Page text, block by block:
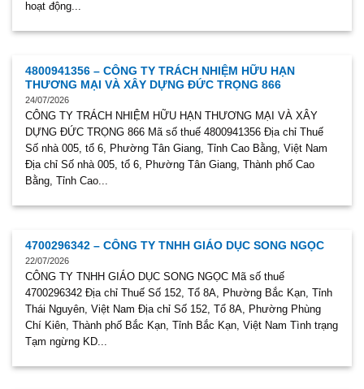
hoạt động...
4800941356 – CÔNG TY TRÁCH NHIỆM HỮU HẠN
THƯƠNG MẠI VÀ XÂY DỰNG ĐỨC TRỌNG 866
24/07/2026
CÔNG TY TRÁCH NHIỆM HỮU HẠN THƯƠNG MẠI VÀ XÂY
DỰNG ĐỨC TRỌNG 866 Mã số thuế 4800941356 Địa chỉ Thuế
Số nhà 005, tổ 6, Phường Tân Giang, Tỉnh Cao Bằng, Việt Nam
Địa chỉ Số nhà 005, tổ 6, Phường Tân Giang, Thành phố Cao
Bằng, Tỉnh Cao...
4700296342 – CÔNG TY TNHH GIÁO DỤC SONG NGỌC
22/07/2026
CÔNG TY TNHH GIÁO DỤC SONG NGỌC Mã số thuế
4700296342 Địa chỉ Thuế Số 152, Tổ 8A, Phường Bắc Kạn, Tỉnh
Thái Nguyên, Việt Nam Địa chỉ Số 152, Tổ 8A, Phường Phùng
Chí Kiên, Thành phố Bắc Kạn, Tỉnh Bắc Kạn, Việt Nam Tình trạng
Tạm ngừng KD...